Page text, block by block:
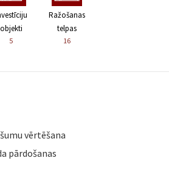
objekti
5
Ražošanas
telpas
16
vērtēšana
pārdošanas